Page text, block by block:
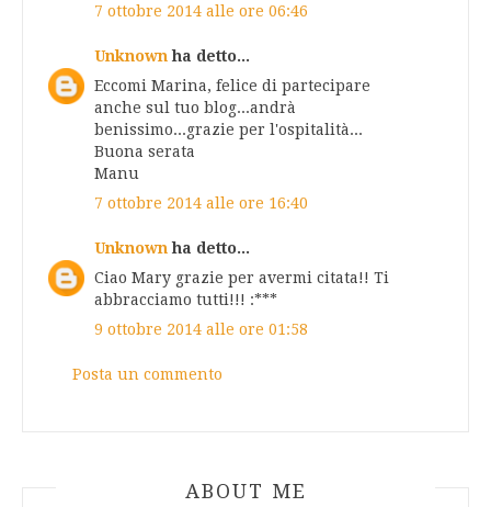
7 ottobre 2014 alle ore 06:46
Unknown ha detto...
Eccomi Marina, felice di partecipare
anche sul tuo blog...andrà
benissimo...grazie per l'ospitalità...
Buona serata
Manu
7 ottobre 2014 alle ore 16:40
Unknown ha detto...
Ciao Mary grazie per avermi citata!! Ti
abbracciamo tutti!!! :***
9 ottobre 2014 alle ore 01:58
Posta un commento
ABOUT AUTHOR
ABOUT ME